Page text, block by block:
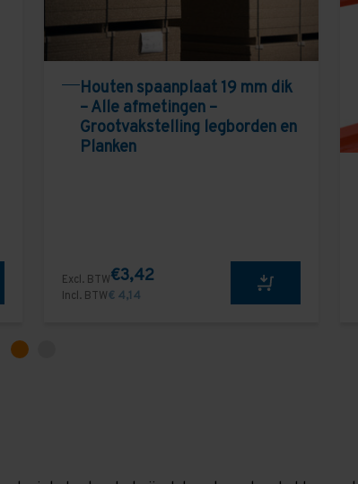
Houten spaanplaat 19 mm dik
– Alle afmetingen –
Grootvakstelling legborden en
Planken
Excl. BTW€3,42
Incl. BTW€ 4,14